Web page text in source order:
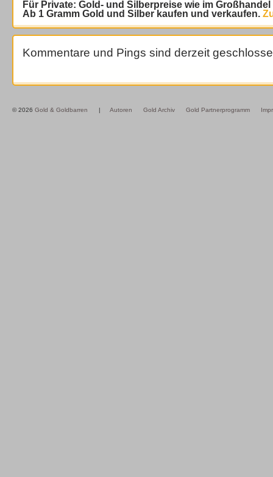
Für Private: Gold- und Silberpreise wie im
Ab 1 Gramm Gold und Silber kaufen und verkaufen.
Kommentare und Pings sind derzeit
© 2026 Gold & Goldbarren | Autoren Gold Archiv Gold Partnerprogramm